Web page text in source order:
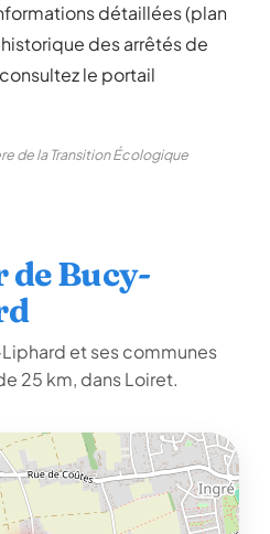
détaillées (plan
des arrêtés de
le portail
de la Transition Écologique
de Bucy-
et ses communes
25 km, dans Loiret.